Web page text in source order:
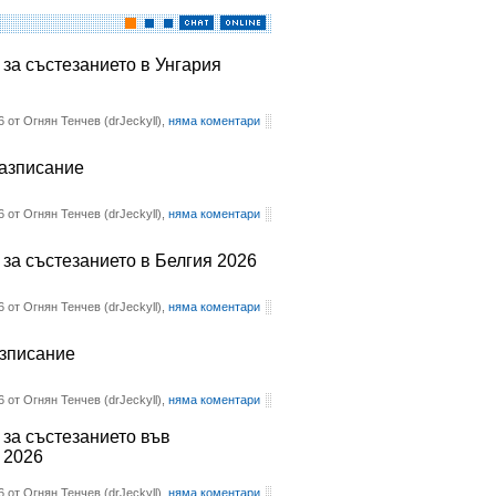
състезанието в Унгария
от Огнян Тенчев (drJeckyll), няма коментари
от Огнян Тенчев (drJeckyll), няма коментари
състезанието в Белгия 2026
от Огнян Тенчев (drJeckyll), няма коментари
от Огнян Тенчев (drJeckyll), няма коментари
състезанието във
2026
от Огнян Тенчев (drJeckyll), няма коментари